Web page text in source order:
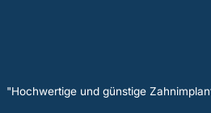
"Hochwertige und günstige